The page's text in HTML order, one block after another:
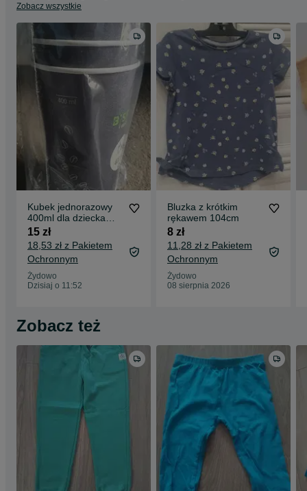
Zobacz wszystkie
Kubek jednorazowy
400ml dla dziecka
20SZT
15 zł
18,53 zł z Pakietem
Ochronnym
Żydowo
Dzisiaj o 11:52
Bluzka z krótkim
rękawem 104cm
8 zł
11,28 zł z Pakietem
Ochronnym
Żydowo
08 sierpnia 2026
Zobacz też